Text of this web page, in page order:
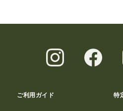
ご利用ガイド 特